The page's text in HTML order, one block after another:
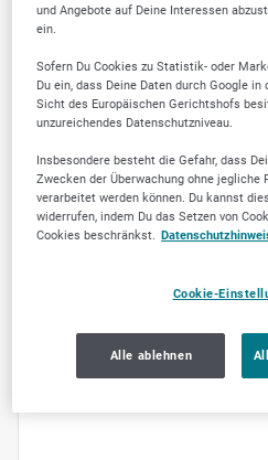
Montag
Dienstag
Mittwoch
Samstag
und Angebote auf Deine Interessen
ein.
Sofern Du Cookies zu Statistik- oder
Du ein, dass Deine Daten durch Google
Sicht des Europäischen Gerichtshofs
unzureichendes Datenschutzniveau.
Insbesondere besteht die Gefahr, dass
Zwecken der Überwachung ohne
verarbeitet werden können. Du kannst
widerrufen, indem Du das Setzen von
Cookies beschränkst.
Cookie-
Alle ablehnen